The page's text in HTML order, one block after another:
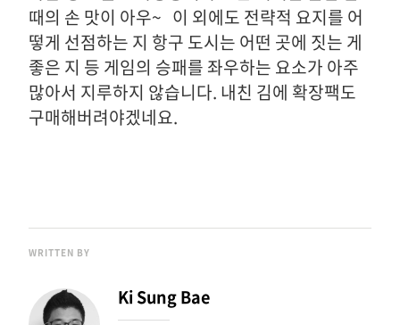
때의 손 맛이 아우~ 이 외에도 전략적 요지를 어
떻게 선점하는 지 항구 도시는 어떤 곳에 짓는 게
좋은 지 등 게임의 승패를 좌우하는 요소가 아주
많아서 지루하지 않습니다. 내친 김에 확장팩도
구매해버려야겠네요.
WRITTEN BY
Ki Sung Bae